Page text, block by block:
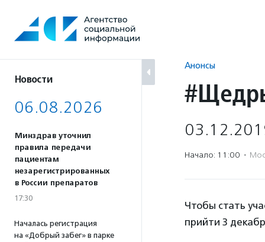
содержанию
Новости
06.08.2026
Минздрав уточнил
правила передачи
пациентам
незарегистрированных
в России препаратов
17:30
Началась регистрация
на «Добрый забег» в парке
Анонсы
Начало: 11:00 ·
Чтобы стать
прийти 3